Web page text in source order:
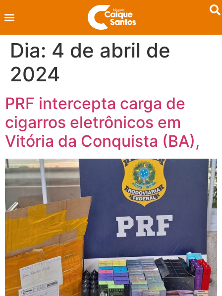
Dia: 4 de abril de
2024
PRF intercepta carga de
cigarros eletrônicos em
Vitória da Conquista (BA),